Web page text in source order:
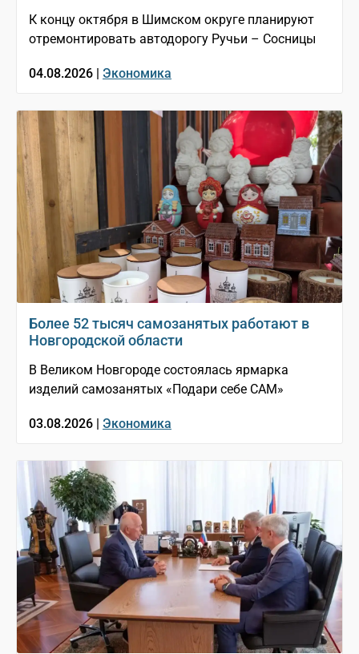
К концу октября в Шимском округе планируют
отремонтировать автодорогу Ручьи – Сосницы
04.08.2026 | Экономика
Более 52 тысяч самозанятых работают в
Новгородской области
В Великом Новгороде состоялась ярмарка
изделий самозанятых «Подари себе САМ»
03.08.2026 | Экономика